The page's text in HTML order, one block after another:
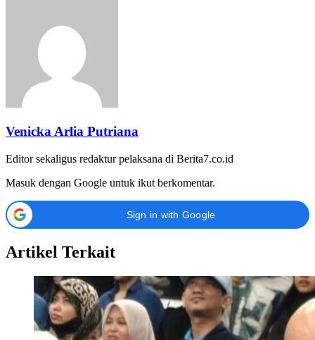
Venicka Arlia Putriana
Editor sekaligus redaktur pelaksana di Berita7.co.id
Masuk dengan Google untuk ikut berkomentar.
Sign in with Google
Artikel Terkait